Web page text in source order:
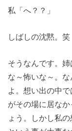
私「へ？？」
しばしの沈黙。笑
そうなんです。
な～怖いな～。
よ。想い出の中
がその場に居な
ょう。しかし私